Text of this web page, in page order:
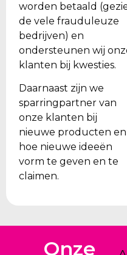
worden betaald
de vele frauduleuze
bedrijven) en
ondersteunen wij
klanten bij kwesties.
Daarnaast zijn we
sparringpartner van
onze klanten bij
nieuwe producten en
hoe nieuwe ideeën
vorm te geven en te
claimen.
Onze